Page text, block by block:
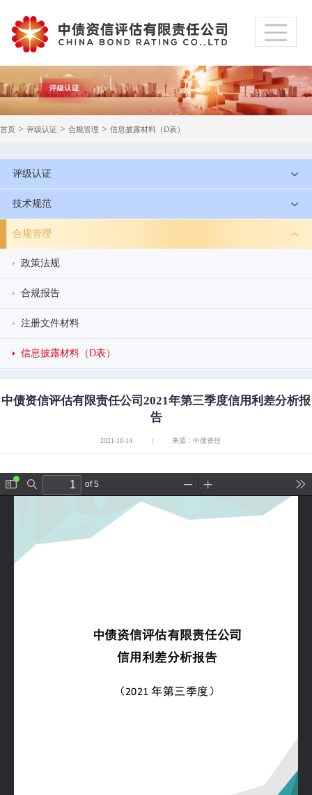
首页 > 评级认证 > 合规管理 > 信息披露材料（D表）
评级认证
技术规范
合规管理
政策法规
合规报告
注册文件材料
信息披露材料（D表）
中债资信评估有限责任公司2021年第三季度信用利差分析报
告
2021-10-14 | 来源：中债资信